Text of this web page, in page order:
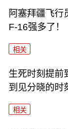
阿塞拜疆飞行
F-16强多了！
相关
生死时刻提前
到见分晓的时
相关